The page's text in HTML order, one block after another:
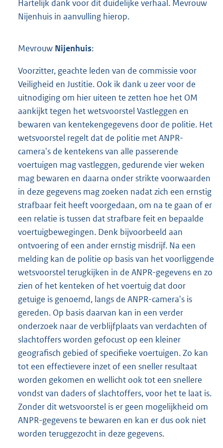
Hartelijk dank voor dit duidelijke verhaal. Mevrouw
Nijenhuis in aanvulling hierop.
Mevrouw Nijenhuis:
Voorzitter, geachte leden van de commissie voor
Veiligheid en Justitie. Ook ik dank u zeer voor de
uitnodiging om hier uiteen te zetten hoe het OM
aankijkt tegen het wetsvoorstel Vastleggen en
bewaren van kentekengegevens door de politie. Het
wetsvoorstel regelt dat de politie met ANPR-
camera's de kentekens van alle passerende
voertuigen mag vastleggen, gedurende vier weken
mag bewaren en daarna onder strikte voorwaarden
in deze gegevens mag zoeken nadat zich een ernstig
strafbaar feit heeft voorgedaan, om na te gaan of er
een relatie is tussen dat strafbare feit en bepaalde
voertuigbewegingen. Denk bijvoorbeeld aan
ontvoering of een ander ernstig misdrijf. Na een
melding kan de politie op basis van het voorliggende
wetsvoorstel terugkijken in de ANPR-gegevens en zo
zien of het kenteken of het voertuig dat door
getuige is genoemd, langs de ANPR-camera's is
gereden. Op basis daarvan kan in een verder
onderzoek naar de verblijfplaats van verdachten of
slachtoffers worden gefocust op een kleiner
geografisch gebied of specifieke voertuigen. Zo kan
tot een effectievere inzet of een sneller resultaat
worden gekomen en wellicht ook tot een snellere
vondst van daders of slachtoffers, voor het te laat is.
Zonder dit wetsvoorstel is er geen mogelijkheid om
ANPR-gegevens te bewaren en kan er dus ook niet
worden teruggezocht in deze gegevens.